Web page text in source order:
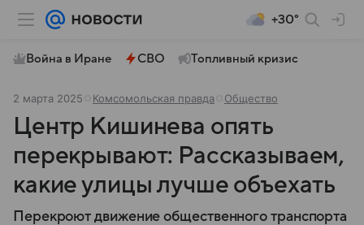
+30°
Война в Иране СВО Топливный кризис
2 марта 2025 Комсомольская правда Общество
Центр Кишинева опять
перекрывают: Рассказываем,
какие улицы лучше объехать
Перекроют движение общественного транспорта